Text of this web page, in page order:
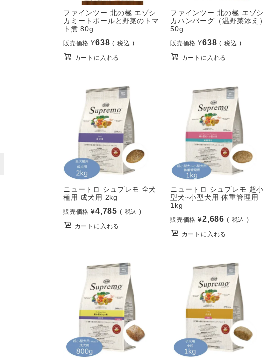
ファインツー 北の極 エゾシ
カミートボールと野菜のトマ
ト煮 80g
販売価格 ¥638 税込
カートに入れる
ファインツー 北の極 エゾシ
カハンバーグ（温野菜添え）
50g
販売価格 ¥638 税込
カートに入れる
ニュートロ シュプレモ 全犬
種用 成犬用 2kg
販売価格 ¥4,785 税込
カートに入れる
ニュートロ シュプレモ 超小
型犬~小型犬用 体重管理用
1kg
販売価格 ¥2,686 税込
カートに入れる